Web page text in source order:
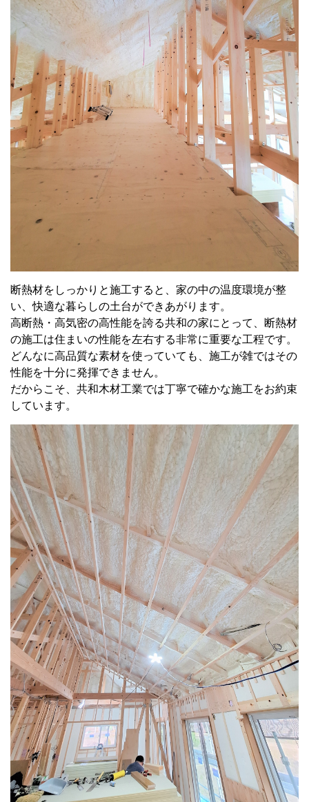
断熱材をしっかりと施工すると、家の中の温度環境が整
い、快適な暮らしの土台ができあがります。
高断熱・高気密の高性能を誇る共和の家にとって、断熱材
の施工は住まいの性能を左右する非常に重要な工程です。
どんなに高品質な素材を使っていても、施工が雑ではその
性能を十分に発揮できません。
だからこそ、共和木材工業では丁寧で確かな施工をお約束
しています。